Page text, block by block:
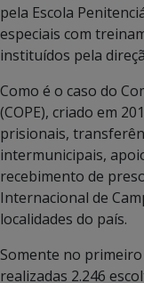
pela Escola
especiais com
instituídos pela
Como é o caso do
(COPE), criado em
prisionais,
intermunicipais,
recebimento de
Internacional de
localidades do país.
Somente no
realizadas 2.246